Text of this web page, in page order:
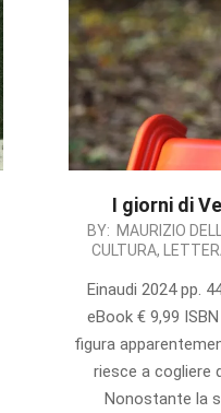
I giorni di
2024-
07-
BY: MAURIZIO
CULTURA,
Einaudi 2024 pp.
eBook € 9,99
figura
riesce a cogliere
Nonostante la